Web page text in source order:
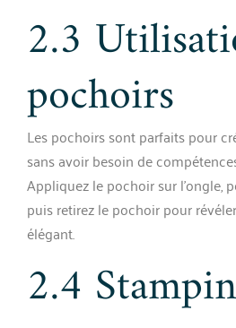
2.3
pochoirs
Les pochoirs sont parfaits pour
sans avoir besoin de
Appliquez le pochoir sur l’ongle,
puis retirez le pochoir pour
élégant.
2.4